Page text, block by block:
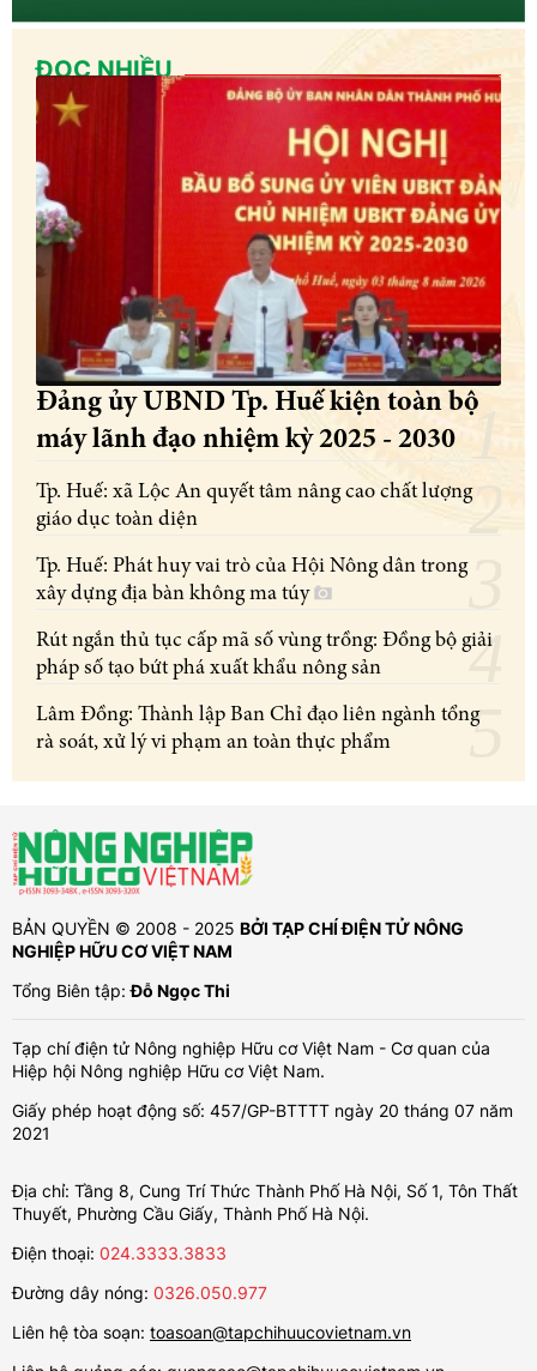
ĐỌC NHIỀU
Đảng ủy UBND Tp. Huế kiện toàn bộ
máy lãnh đạo nhiệm kỳ 2025 - 2030
Tp. Huế: xã Lộc An quyết tâm nâng cao chất lượng
giáo dục toàn diện
Tp. Huế: Phát huy vai trò của Hội Nông dân trong
xây dựng địa bàn không ma túy
Rút ngắn thủ tục cấp mã số vùng trồng: Đồng bộ giải
pháp số tạo bứt phá xuất khẩu nông sản
Lâm Đồng: Thành lập Ban Chỉ đạo liên ngành tổng
rà soát, xử lý vi phạm an toàn thực phẩm
BẢN QUYỀN © 2008 - 2025 BỞI TẠP CHÍ ĐIỆN TỬ NÔNG
NGHIỆP HỮU CƠ VIỆT NAM
Tổng Biên tập:Đỗ Ngọc Thi
Tạp chí điện tử Nông nghiệp Hữu cơ Việt Nam - Cơ quan của
Hiệp hội Nông nghiệp Hữu cơ Việt Nam.
Giấy phép hoạt động số: 457/GP-BTTTT ngày 20 tháng 07 năm
2021
Địa chỉ: Tầng 8, Cung Trí Thức Thành Phố Hà Nội, Số 1, Tôn Thất
Thuyết, Phường Cầu Giấy, Thành Phố Hà Nội.
Điện thoại: 024.3333.3833
Đường dây nóng: 0326.050.977
Liên hệ tòa soạn: toasoan@tapchihuucovietnam.vn